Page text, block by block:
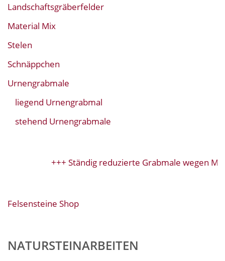
Landschaftsgräberfelder
Material Mix
Stelen
Schnäppchen
Urnengrabmale
liegend Urnengrabmal
stehend Urnengrabmale
+++ Ständig reduzierte Grabmale wegen
Felsensteine Shop
NATURSTEINARBEITEN